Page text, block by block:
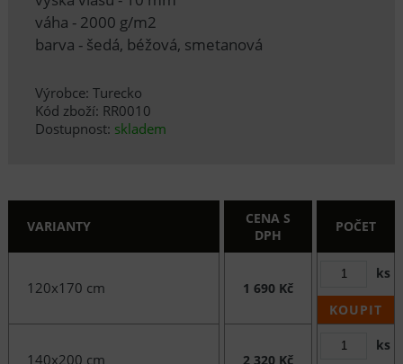
váha - 2000 g/m2
barva - šedá, béžová, smetanová
Výrobce: Turecko
Kód zboží: RR0010
Dostupnost: skladem
VARIANTY
CENA S
DPH
POČET
120x170 cm 1 690 Kč
ks
KOUPIT
140x200 cm 2 320 Kč
ks